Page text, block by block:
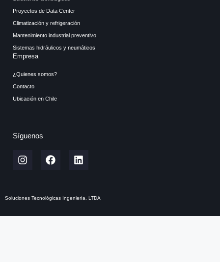
Proyectos de Data Center
Climatización y refrigeración
Mantenimiento industrial preventivo
Sistemas hidráulicos y neumáticos
Empresa
¿Quienes somos?
Contacto
Ubicación en Chile
Síguenos
Soluciones Tecnológicas Ingeniería, LTDA